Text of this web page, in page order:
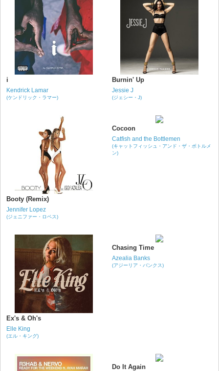
i
Kendrick Lamar
(ケンドリック・ラマー)
Burnin' Up
Jessie J
(ジェシー・J)
Booty (Remix)
Jennifer Lopez
(ジェニファー・ロペス)
Cocoon
Catfish and the Bottlemen
(キャットフィッシュ・アンド・ザ・ボトルメ
ン)
Ex's & Oh's
Elle King
(エル・キング)
Chasing Time
Azealia Banks
(アジーリア・バンクス)
Do It Again